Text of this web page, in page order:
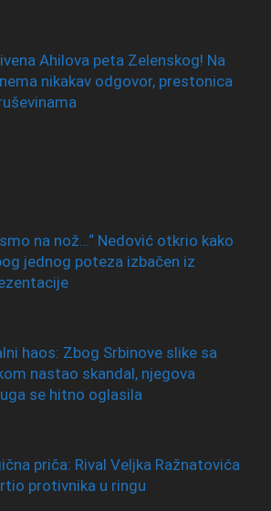
Ahilova peta Zelenskog! Na
nikakav odgovor, prestonica
na nož…“ Nedović otkrio kako
jednog poteza izbačen iz
haos: Zbog Srbinove slike sa
nastao skandal, njegova
se hitno oglasila
priča: Rival Veljka Ražnatovića
protivnika u ringu